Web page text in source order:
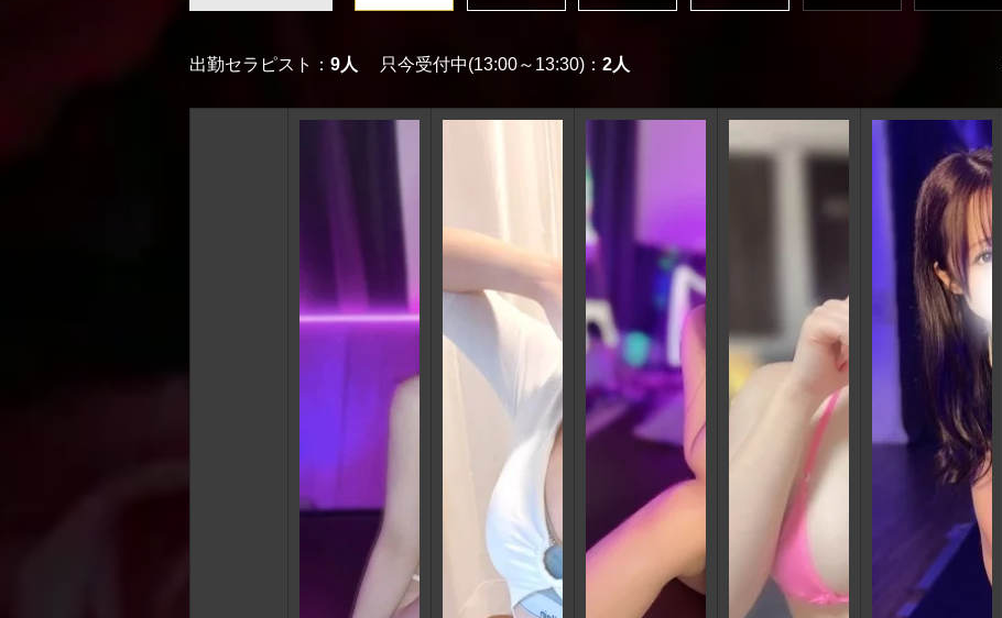
出勤セラピスト： 9人 只今受付中(13:00～13:30)： 2人